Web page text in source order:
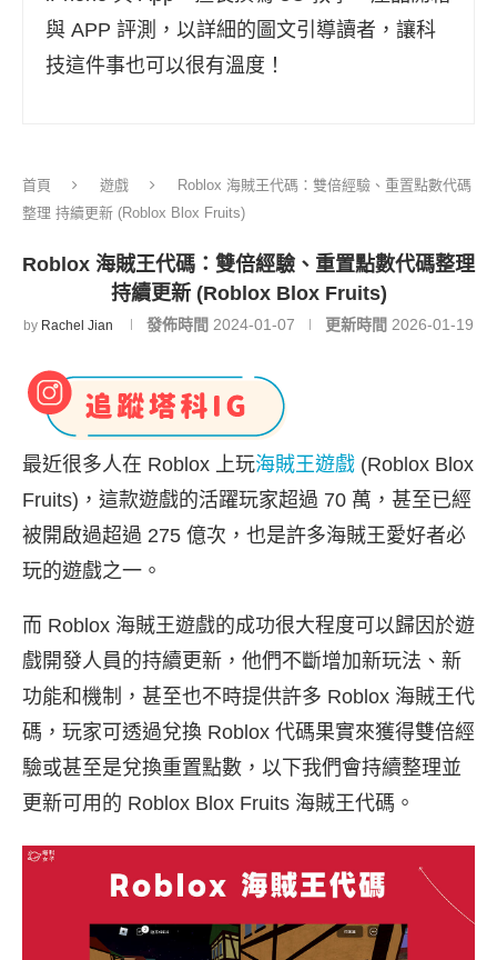
與 APP 評測，以詳細的圖文引導讀者，讓科
技這件事也可以很有溫度！
首頁 遊戲
Roblox 海賊王代碼：雙倍經驗、重置點數代碼
整理 持續更新 (Roblox Blox Fruits)
Roblox 海賊王代碼：雙倍經驗、重置點數代碼整理
持續更新 (Roblox Blox Fruits)
by Rachel Jian 發佈時間 2024-01-07 更新時間 2026-01-19
最近很多人在 Roblox 上玩海賊王遊戲 (Roblox Blox
Fruits)，這款遊戲的活躍玩家超過 70 萬，甚至已經
被開啟過超過 275 億次，也是許多海賊王愛好者必
玩的遊戲之一。
而 Roblox 海賊王遊戲的成功很大程度可以歸因於遊
戲開發人員的持續更新，他們不斷增加新玩法、新
功能和機制，甚至也不時提供許多 Roblox 海賊王代
碼，玩家可透過兌換 Roblox 代碼果實來獲得雙倍經
驗或甚至是兌換重置點數，以下我們會持續整理並
更新可用的 Roblox Blox Fruits 海賊王代碼。